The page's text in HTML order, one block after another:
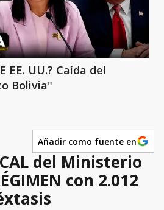
EE. UU.? Caída del
Bolivia"
Añadir como fuente en
del Ministerio
con 2.012